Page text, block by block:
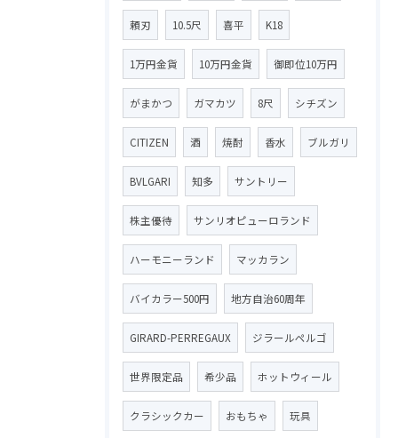
頼刃 10.5尺 喜平 K18
1万円金貨 10万円金貨 御即位10万円
がまかつ ガマカツ 8尺 シチズン
CITIZEN 酒 焼酎 香水 ブルガリ
BVLGARI 知多 サントリー
株主優待 サンリオピューロランド
ハーモニーランド マッカラン
バイカラー500円 地方自治60周年
GIRARD-PERREGAUX ジラールペルゴ
世界限定品 希少品 ホットウィール
クラシックカー おもちゃ 玩具